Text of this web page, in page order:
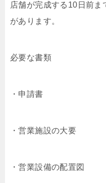
店舗が完成する10日前
があります。
必要な書類
・申請書
・営業施設の大要
・営業設備の配置図